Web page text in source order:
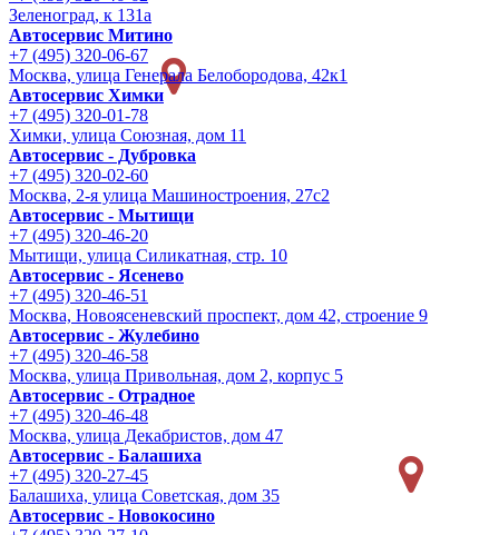
Зеленоград, к 131а
Автосервис Митино
+7 (495) 320-06-67
Москва, улица Генерала Белобородова, 42к1
Автосервис Химки
+7 (495) 320-01-78
Химки, улица Союзная, дом 11
Автосервис - Дубровка
+7 (495) 320-02-60
Москва, 2-я улица Машиностроения, 27с2
Автосервис - Мытищи
+7 (495) 320-46-20
Мытищи, улица Силикатная, стр. 10
Автосервис - Ясенево
+7 (495) 320-46-51
Москва, Новоясеневский проспект, дом 42, строение 9
Автосервис - Жулебино
+7 (495) 320-46-58
Москва, улица Привольная, дом 2, корпус 5
Автосервис - Отрадное
+7 (495) 320-46-48
Москва, улица Декабристов, дом 47
Автосервис - Балашиха
+7 (495) 320-27-45
Балашиха, улица Советская, дом 35
Автосервис - Новокосино